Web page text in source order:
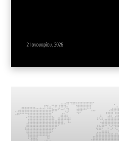
2 Ιανουαρίου, 2026